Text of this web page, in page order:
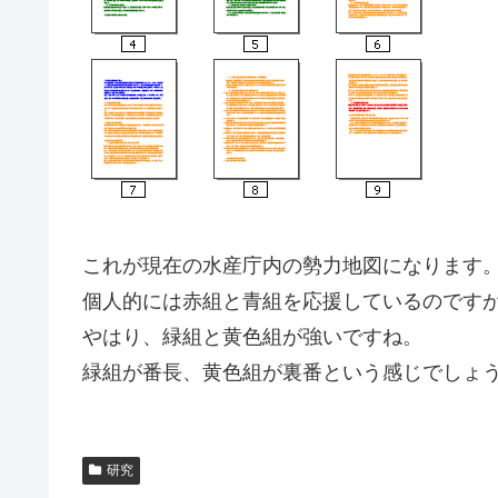
これが現在の水産庁内の勢力地図になります。
個人的には赤組と青組を応援しているのですが
やはり、緑組と黄色組が強いですね。
緑組が番長、黄色組が裏番という感じでしょう
研究